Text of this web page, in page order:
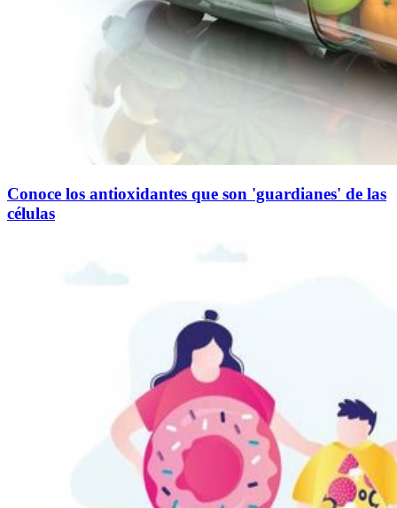
Conoce los antioxidantes que son 'guardianes' de las
células